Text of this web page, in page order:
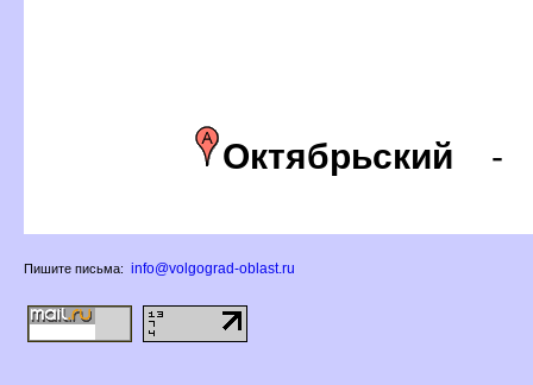
Октябрьский
Пишите письма: info@volgograd-oblast.ru